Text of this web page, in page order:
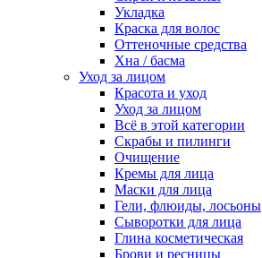
Укладка
Краска для волос
Оттеночные средства
Хна / басма
Уход за лицом
Красота и уход
Уход за лицом
Всё в этой категории
Скрабы и пилинги
Очищение
Кремы для лица
Маски для лица
Гели, флюиды, лосьоны
Сыворотки для лица
Глина косметическая
Брови и ресницы